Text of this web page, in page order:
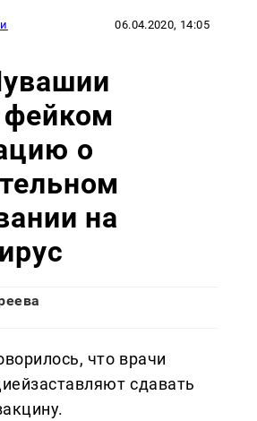
06.04.2020, 14:05
фейком
о
на
что врачи
сдавать